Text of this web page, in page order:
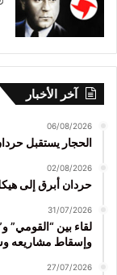
آخر الأخبار
06/08/2026
الحجار يستقبل
02/08/2026
حردان أبرق إلى
31/07/2026
لقاء بين “القومي”
وإسقاط مشاريعه
27/07/2026